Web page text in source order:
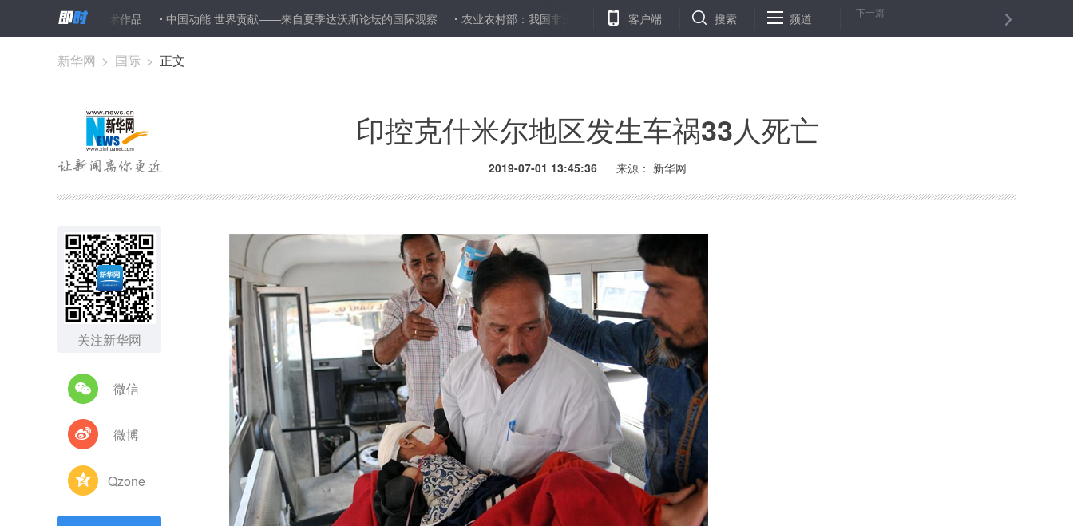
件绘画艺术作品 中国动能 世界贡献——来自夏季达沃斯论坛的国际观察 农业农村部：我国非洲猪瘟防控工作取得阶段性成效 亲身感受祖国的强盛——香港青年学生参访驻港部队海军基地见闻
客户端 搜索 频道 下一篇
新华网 > 国际 > 正文
印控克什米尔地区发生车祸33人死亡
2019-07-01 13:45:36 来源： 新华网
关注新华网
微信
微博
Qzone